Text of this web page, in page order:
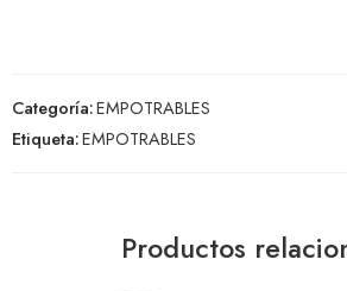
Categoría:EMPOTRABLES
Etiqueta:EMPOTRABLES
Productos